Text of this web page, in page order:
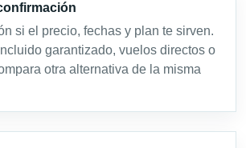
si el precio, fechas y plan te sirven.
garantizado, vuelos directos o
otra alternativa de la misma